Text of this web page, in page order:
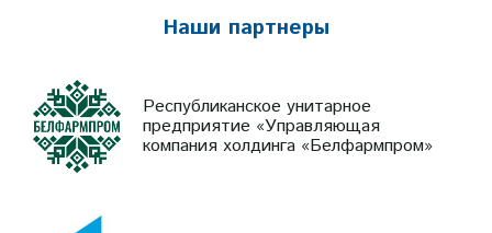
Наши партнеры
Республиканское унитарное
предприятие «Управляющая
компания холдинга «Белфармпром»